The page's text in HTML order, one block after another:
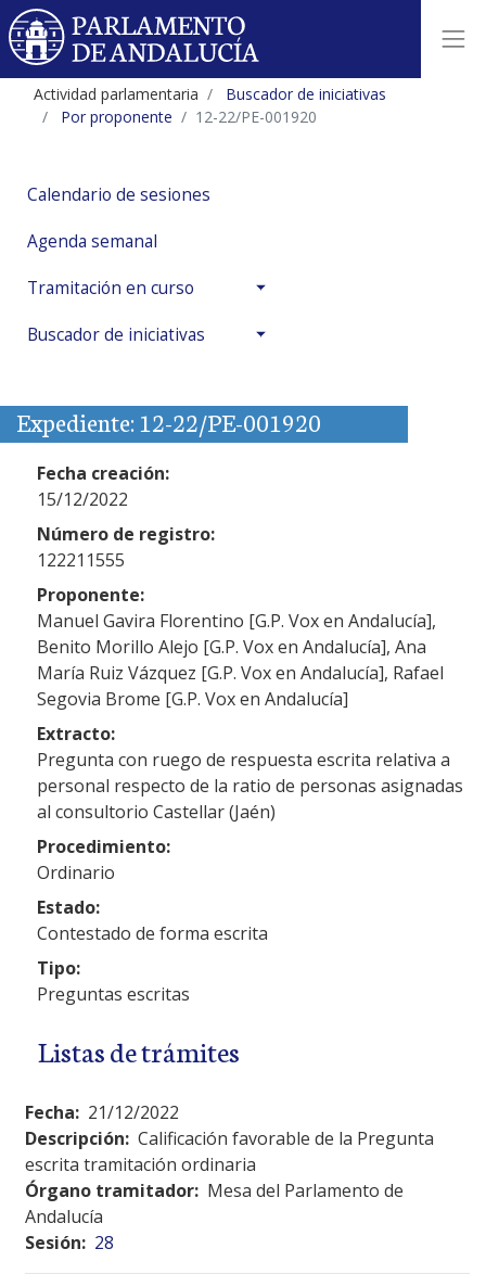
Actividad parlamentaria
Buscador de iniciativas
Por proponente
12-22/PE-001920
Calendario de sesiones
Agenda semanal
Tramitación en curso
Buscador de iniciativas
Expediente: 12-22/PE-001920
Fecha creación:
15/12/2022
Número de registro:
122211555
Proponente:
Manuel Gavira Florentino [G.P. Vox en Andalucía],
Benito Morillo Alejo [G.P. Vox en Andalucía], Ana
María Ruiz Vázquez [G.P. Vox en Andalucía], Rafael
Segovia Brome [G.P. Vox en Andalucía]
Extracto:
Pregunta con ruego de respuesta escrita relativa a
personal respecto de la ratio de personas asignadas
al consultorio Castellar (Jaén)
Procedimiento:
Ordinario
Estado:
Contestado de forma escrita
Tipo:
Preguntas escritas
Listas de trámites
Fecha: 21/12/2022
Descripción: Calificación favorable de la Pregunta
escrita tramitación ordinaria
Órgano tramitador: Mesa del Parlamento de
Andalucía
Sesión: 28